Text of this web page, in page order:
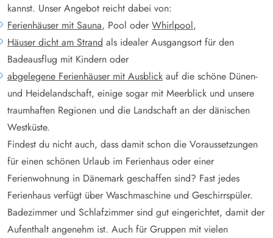
kannst. Unser Angebot reicht dabei von:
Ferienhäuser mit Sauna, Pool oder Whirlpool,
Häuser dicht am Strand als idealer Ausgangsort für den
Badeausflug mit Kindern oder
abgelegene Ferienhäuser mit Ausblick auf die schöne Dünen-
und Heidelandschaft, einige sogar mit Meerblick und unsere
traumhaften Regionen und die Landschaft an der dänischen
Westküste.
Findest du nicht auch, dass damit schon die Voraussetzungen
für einen schönen Urlaub im Ferienhaus oder einer
Ferienwohnung in Dänemark geschaffen sind? Fast jedes
Ferienhaus verfügt über Waschmaschine und Geschirrspüler.
Badezimmer und Schlafzimmer sind gut eingerichtet, damit der
Aufenthalt angenehm ist. Auch für Gruppen mit vielen